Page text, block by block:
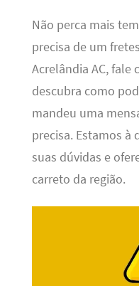
Não perca mais
precisa de um
Acrelândia AC, fale
descubra como
mandeu uma
precisa. Estamos à
suas dúvidas e
carreto da região.